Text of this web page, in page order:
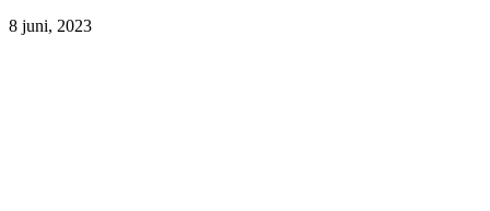
8 juni, 2023